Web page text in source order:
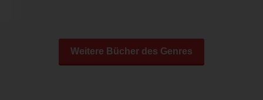
Weitere Bücher des Genres